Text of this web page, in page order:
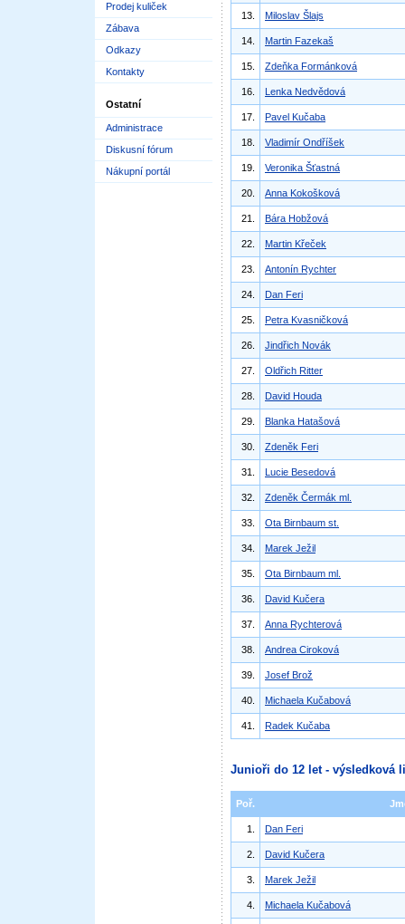
Prodej kuliček
Zábava
Odkazy
Kontakty
Ostatní
Administrace
Diskusní fórum
Nákupní portál
13. Miloslav Šlajs
14. Martin Fazekaš
15. Zdeňka Formánková
16. Lenka Nedvědová
17. Pavel Kučaba
18. Vladimír Ondříšek
19. Veronika Šťastná
20. Anna Kokošková
21. Bára Hobžová
22. Martin Křeček
23. Antonín Rychter
24. Dan Feri
25. Petra Kvasničková
26. Jindřich Novák
27. Oldřich Ritter
28. David Houda
29. Blanka Hatašová
30. Zdeněk Feri
31. Lucie Besedová
32. Zdeněk Čermák ml.
33. Ota Birnbaum st.
34. Marek Ježil
35. Ota Birnbaum ml.
36. David Kučera
37. Anna Rychterová
38. Andrea Ciroková
39. Josef Brož
40. Michaela Kučabová
41. Radek Kučaba
Junioři do 12 let - výsledková
Poř.
1. Dan Feri
2. David Kučera
3. Marek Ježil
4. Michaela Kučabová